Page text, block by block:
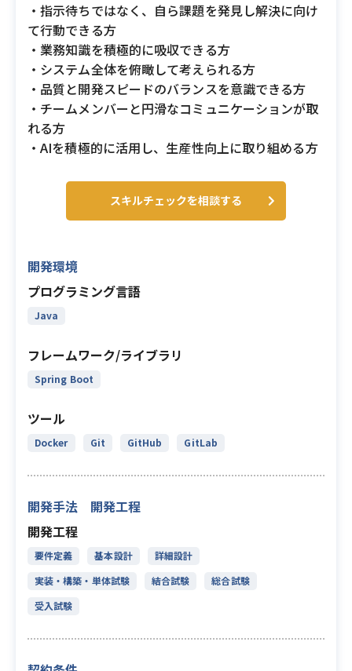
・指示待ちではなく、自ら課題を発見し解決に向け
て行動できる方
・業務知識を積極的に吸収できる方
・システム全体を俯瞰して考えられる方
・品質と開発スピードのバランスを意識できる方
・チームメンバーと円滑なコミュニケーションが取
れる方
・AIを積極的に活用し、生産性向上に取り組める方
スキルチェックを相談する
開発環境
プログラミング言語
Java
フレームワーク/ライブラリ
Spring Boot
ツール
Docker Git GitHub GitLab
開発手法 開発工程
開発工程
要件定義 基本設計
詳細設計
実装・構築・単体試験
結合試験
総合試験
受入試験